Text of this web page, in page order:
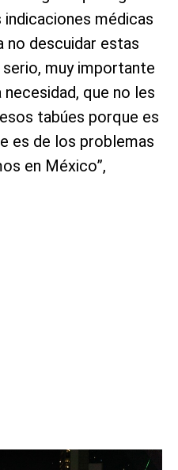
médicas
no descuidar estas
serio, muy importante
que no les
tabúes porque es
es de los problemas
en México”,